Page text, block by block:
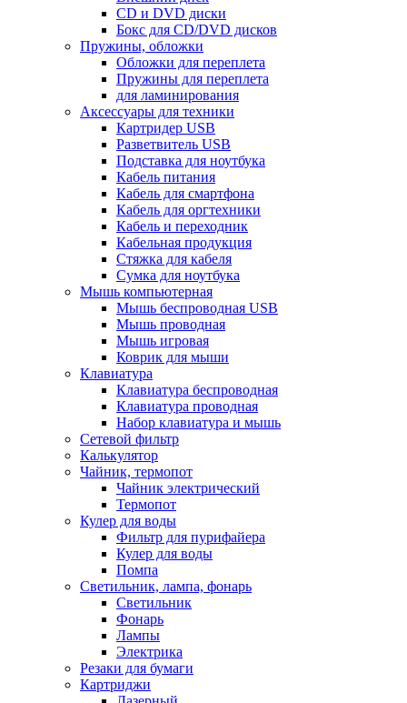
CD и DVD диски
Бокс для CD/DVD дисков
Пружины, обложки
Обложки для переплета
Пружины для переплета
для ламинирования
Аксессуары для техники
Картридер USB
Разветвитель USB
Подставка для ноутбука
Кабель питания
Кабель для смартфона
Кабель для оргтехники
Кабель и переходник
Кабельная продукция
Стяжка для кабеля
Сумка для ноутбука
Мышь компьютерная
Мышь беспроводная USB
Мышь проводная
Мышь игровая
Коврик для мыши
Клавиатура
Клавиатура беспроводная
Клавиатура проводная
Набор клавиатура и мышь
Сетевой фильтр
Калькулятор
Чайник, термопот
Чайник электрический
Термопот
Кулер для воды
Фильтр для пурифайера
Кулер для воды
Помпа
Светильник, лампа, фонарь
Светильник
Фонарь
Лампы
Электрика
Резаки для бумаги
Картриджи